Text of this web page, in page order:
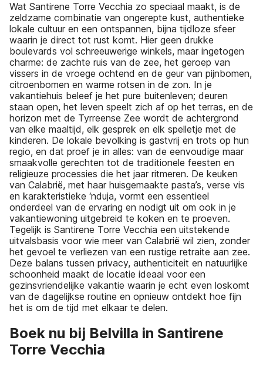
Wat Santirene Torre Vecchia zo speciaal maakt, is de
zeldzame combinatie van ongerepte kust, authentieke
lokale cultuur en een ontspannen, bijna tijdloze sfeer
waarin je direct tot rust komt. Hier geen drukke
boulevards vol schreeuwerige winkels, maar ingetogen
charme: de zachte ruis van de zee, het geroep van
vissers in de vroege ochtend en de geur van pijnbomen,
citroenbomen en warme rotsen in de zon. In je
vakantiehuis beleef je het pure buitenleven; deuren
staan open, het leven speelt zich af op het terras, en de
horizon met de Tyrreense Zee wordt de achtergrond
van elke maaltijd, elk gesprek en elk spelletje met de
kinderen. De lokale bevolking is gastvrij en trots op hun
regio, en dat proef je in alles: van de eenvoudige maar
smaakvolle gerechten tot de traditionele feesten en
religieuze processies die het jaar ritmeren. De keuken
van Calabrië, met haar huisgemaakte pasta’s, verse vis
en karakteristieke ‘nduja, vormt een essentieel
onderdeel van de ervaring en nodigt uit om ook in je
vakantiewoning uitgebreid te koken en te proeven.
Tegelijk is Santirene Torre Vecchia een uitstekende
uitvalsbasis voor wie meer van Calabrië wil zien, zonder
het gevoel te verliezen van een rustige retraite aan zee.
Deze balans tussen privacy, authenticiteit en natuurlijke
schoonheid maakt de locatie ideaal voor een
gezinsvriendelijke vakantie waarin je echt even loskomt
van de dagelijkse routine en opnieuw ontdekt hoe fijn
het is om de tijd met elkaar te delen.
Boek nu bij Belvilla in Santirene
Torre Vecchia